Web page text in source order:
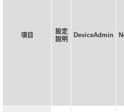
項目
設定
說明
DeviceAdmin